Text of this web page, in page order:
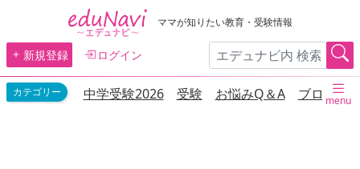
ママが知りたい教育・受験情報
新規登録 ログイン
中学受験2026 受験 お悩みQ＆A ブログmenu